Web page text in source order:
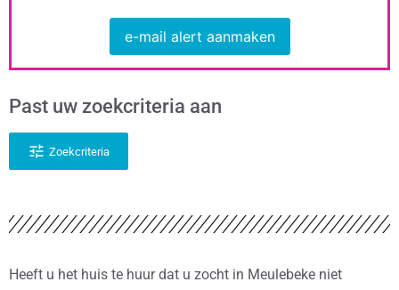
e-mail alert aanmaken
Past uw zoekcriteria aan
Zoekcriteria
Heeft u het huis te huur dat u zocht in Meulebeke niet